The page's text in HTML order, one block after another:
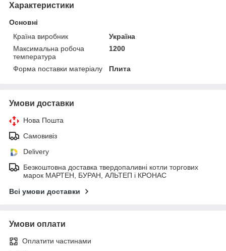
Характеристики
Основні
Країна виробник
Україна
Максимальна робоча
температура
1200
Форма поставки матеріалу Плита
Умови доставки
Нова Пошта
Самовивіз
Delivery
Безкоштовна доставка твердопаливні котли торгових
марок МАРТЕН, БУРАН, АЛЬТЕП і КРОНАС
Всі умови доставки
Умови оплати
Оплатити частинами